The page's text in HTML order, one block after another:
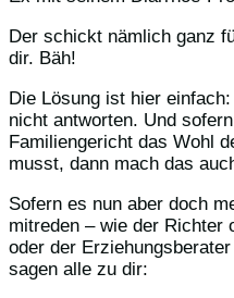
Der schickt nämlich ganz
dir. Bäh!
Die Lösung ist hier
nicht antworten. Und
Familiengericht das Wohl
musst, dann mach das
Sofern es nun aber doch
mitreden – wie der Richter
oder der
sagen alle zu dir: